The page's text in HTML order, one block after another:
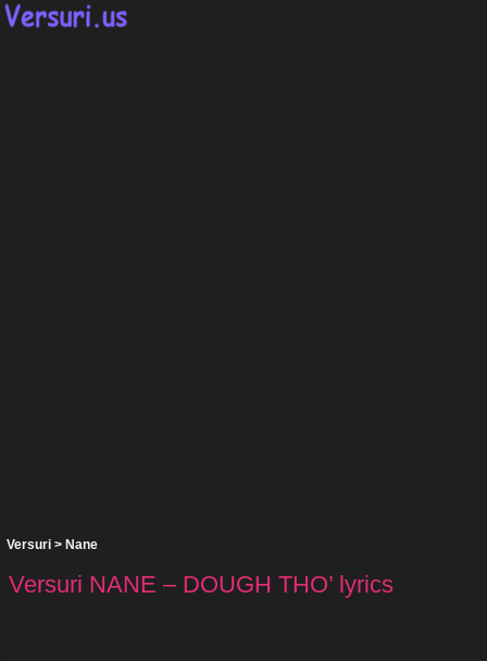
Versuri > Nane
Versuri NANE – DOUGH THO’ lyrics